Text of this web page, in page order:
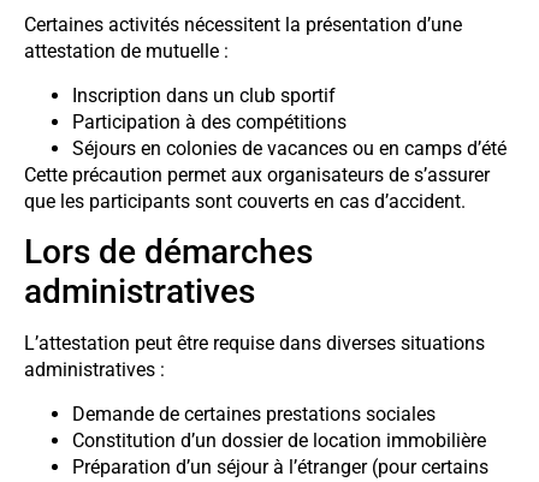
Certaines activités nécessitent la présentation d’une
attestation de mutuelle :
Inscription dans un club sportif
Participation à des compétitions
Séjours en colonies de vacances ou en camps d’été
Cette précaution permet aux organisateurs de s’assurer
que les participants sont couverts en cas d’accident.
Lors de démarches
administratives
L’attestation peut être requise dans diverses situations
administratives :
Demande de certaines prestations sociales
Constitution d’un dossier de location immobilière
Préparation d’un séjour à l’étranger (pour certains